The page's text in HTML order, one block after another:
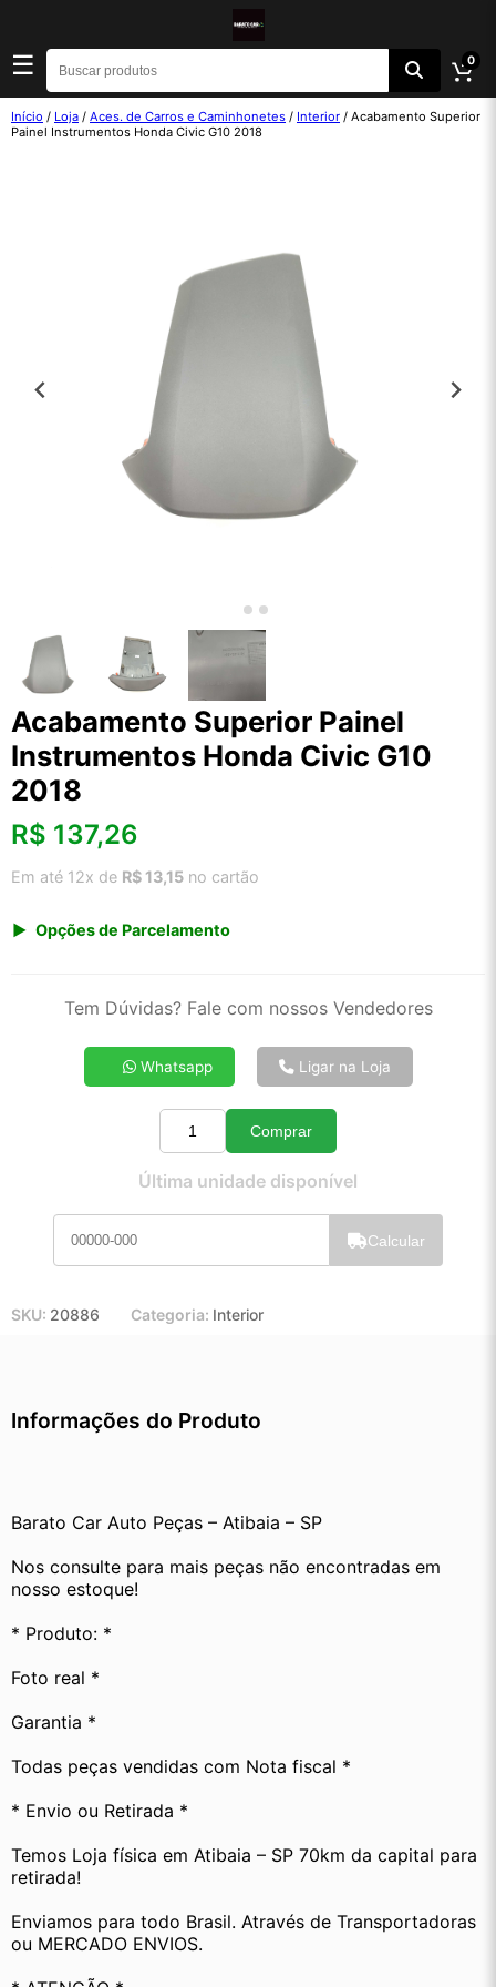
☰ 0
Início / Loja / Aces. de Carros e Caminhonetes / Interior / Acabamento Superior
Painel Instrumentos Honda Civic G10 2018
Acabamento Superior Painel
Instrumentos Honda Civic G10
2018
R$ 137,26
Em até 12x de R$ 13,15 no cartão
Opções de Parcelamento
2x de R$ 73,57
4x de R$ 37,32
5x de R$ 30,06
10x de R$ 15,55
11x de R$ 14,29
Tem Dúvidas? Fale com nossos Vendedores
Whatsapp Ligar na Loja
Quantidade
Comprar
Última unidade disponível
Calcular
SKU: 20886 Categoria: Interior
Informações do Produto
Barato Car Auto Peças – Atibaia – SP
Nos consulte para mais peças não encontradas em
nosso estoque!
* Produto: *
Foto real *
Garantia *
Todas peças vendidas com Nota fiscal *
* Envio ou Retirada *
Temos Loja física em Atibaia – SP 70km da capital para
retirada!
Enviamos para todo Brasil. Através de Transportadoras
ou MERCADO ENVIOS.